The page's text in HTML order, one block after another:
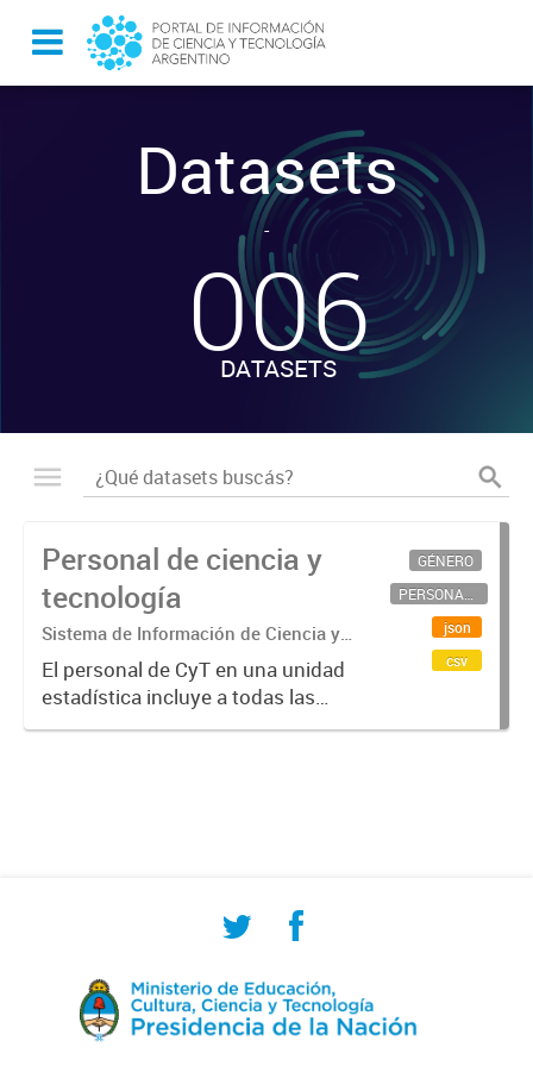
Datasets
-
006
DATASETS
Personal de ciencia y
tecnología
Sistema de Información de Ciencia y
Tecnología Argentino (SICYTAR)
El personal de CyT en una unidad
estadística incluye a todas las
personas involucradas
GÉNERO
PERSONAL CIENTÍFICO-TECNOLÓGICO
json
csv